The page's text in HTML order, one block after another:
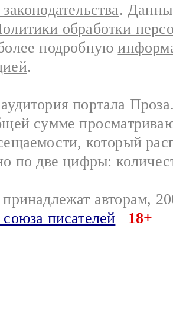
.
обработки
подробную
.
портала
сумме
который
по две цифры:
авторам,
писателей
18+